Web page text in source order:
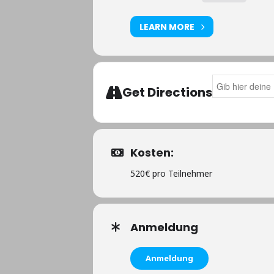
LEARN MORE
Get Directions
Address - 5
Kosten:
520€ pro Teilnehmer
Anmeldung
Anmeldung